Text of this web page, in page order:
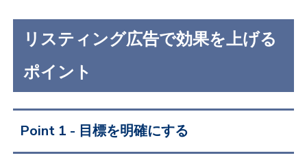
リスティング広告で効果を上げる
ポイント
Point 1 - 目標を明確にする